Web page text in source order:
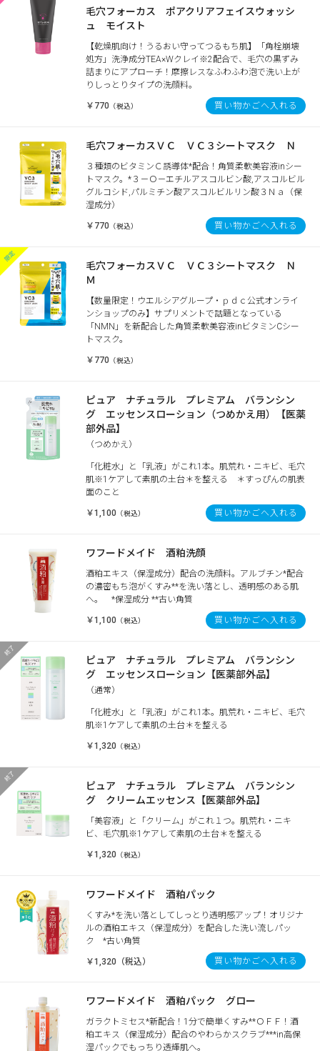
毛穴フォーカス ポアクリアフェイスウォッシ
ュ モイスト
【乾燥肌向け！うるおい守ってつるもち肌】「角栓崩壊
処方」洗浄成分TEA×Wクレイ※2配合で、毛穴の黒ずみ
詰まりにアプローチ！摩擦レスなふわふわ泡で洗い上が
りしっとりタイプの洗顔料。
￥770 （税込） 買い物かごへ入れる
毛穴フォーカスＶＣ ＶＣ３シートマスク Ｎ
３種類のビタミンＣ誘導体*配合！角質柔軟美容液inシー
トマスク。*３－Ｏ－エチルアスコルビン酸,アスコルビル
グルコシド,パルミチン酸アスコルビルリン酸３Ｎａ（保
湿成分）
￥770 （税込） 買い物かごへ入れる
毛穴フォーカスＶＣ ＶＣ３シートマスク Ｎ
Ｍ
【数量限定！ウエルシアグループ・ｐｄｃ公式オンライ
ンショップのみ】サプリメントで話題となっている
「NMN」を新配合した角質柔軟美容液inビタミンCシー
トマスク。
￥770 （税込）
ピュア ナチュラル プレミアム バランシン
グ エッセンスローション（つめかえ用）【医薬
部外品】
（つめかえ）
「化粧水」と「乳液」がこれ1本。肌荒れ・ニキビ、毛穴
肌※1ケアして素肌の土台＊を整える ＊すっぴんの肌表
面のこと
￥1,100 （税込） 買い物かごへ入れる
ワフードメイド 酒粕洗顔
酒粕エキス（保湿成分）配合の洗顔料。アルブチン*配合
の濃密もち泡がくすみ**を洗い落とし、透明感のある肌
へ。 *保湿成分 **古い角質
￥1,100 （税込） 買い物かごへ入れる
ピュア ナチュラル プレミアム バランシン
グ エッセンスローション【医薬部外品】
（通常）
「化粧水」と「乳液」がこれ1本。肌荒れ・ニキビ、毛穴
肌※1ケアして素肌の土台＊を整える
￥1,320 （税込）
ピュア ナチュラル プレミアム バランシン
グ クリームエッセンス【医薬部外品】
「美容液」と「クリーム」がこれ１つ。肌荒れ・ニキ
ビ、毛穴肌※1ケアして素肌の土台＊を整える
￥1,320 （税込）
ワフードメイド 酒粕パック
くすみ*を洗い落としてしっとり透明感アップ！オリジナ
ルの酒粕エキス（保湿成分）を配合した洗い流しパッ
ク *古い角質
￥1,320（税込） 買い物かごへ入れる
ワフードメイド 酒粕パック グロー
ガラクトミセス*新配合！1分で簡単くすみ**ＯＦＦ！酒
粕エキス（保湿成分）配合のやわらかスクラブ***in高保
湿パックでもっちり透輝肌へ。